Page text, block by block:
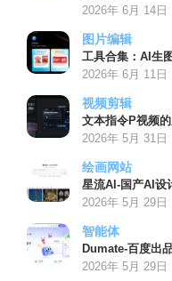
2026年 6月 14日
图片编辑
工具合集：AI生
2026年 6月 11日
视频剪辑
文本指令P视频
2026年 5月 31日
绘画网站
星流AI-国产AI设
2026年 5月 29日
智能体
Dumate-百度出
2026年 5月 29日